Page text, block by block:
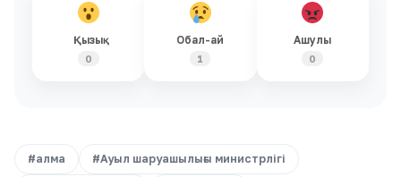
Қызық
0
Обал-ай
1
Ашулы
0
#алма #Ауыл шаруашылығы министрлігі